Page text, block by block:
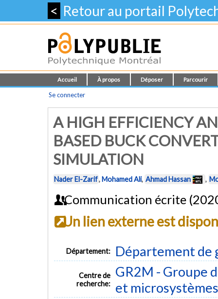
< Retour au portail
Accueil À propos Déposer Parcourir
Se connecter
A HIGH EFFICIENCY
BASED BUCK
SIMULATION
Nader El-Zarif,Mohamed Ali, Ahmad Hassan ,
Communication écrite
Un lien externe est
Département: Département de
Centre de
recherche:
GR2M - Groupe
et microsystèmes